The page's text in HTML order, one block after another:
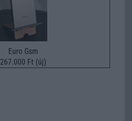
Euro Gsm
267.000 Ft (új)